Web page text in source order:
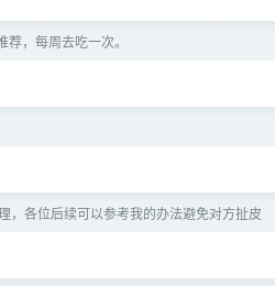
，每周去吃一次。
，各位后续可以参考我的办法避免对方扯皮